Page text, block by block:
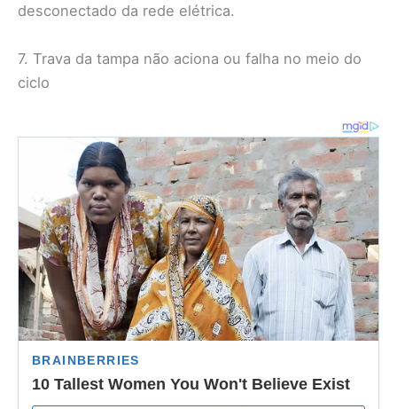
desconectado da rede elétrica.
7. Trava da tampa não aciona ou falha no meio do
ciclo